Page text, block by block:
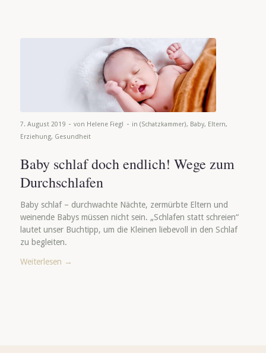
7. August 2019 - von Helene Fiegl - in (Schatzkammer), Baby, Eltern,
Erziehung, Gesundheit
Baby schlaf doch endlich! Wege zum
Durchschlafen
Baby schlaf – durchwachte Nächte, zermürbte Eltern und
weinende Babys müssen nicht sein. „Schlafen statt schreien“
lautet unser Buchtipp, um die Kleinen liebevoll in den Schlaf
zu begleiten.
Weiterlesen →